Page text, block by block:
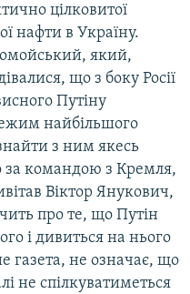
цілковитої
нафти в Україну.
який,
що з боку Росії
Путіну
найбільшого
з ним якесь
командою з Кремля,
Віктор Янукович,
про те, що Путін
і дивиться на нього
газета, не означає, що
не спілкуватиметься